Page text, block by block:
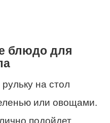
блюдо для
на стол
или овощами.
подойдет